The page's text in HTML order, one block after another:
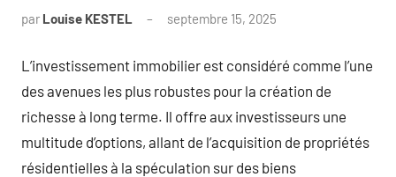
par Louise KESTEL septembre 15, 2025
L’investissement immobilier est considéré comme l’une
des avenues les plus robustes pour la création de
richesse à long terme. Il offre aux investisseurs une
multitude d’options, allant de l’acquisition de propriétés
résidentielles à la spéculation sur des biens